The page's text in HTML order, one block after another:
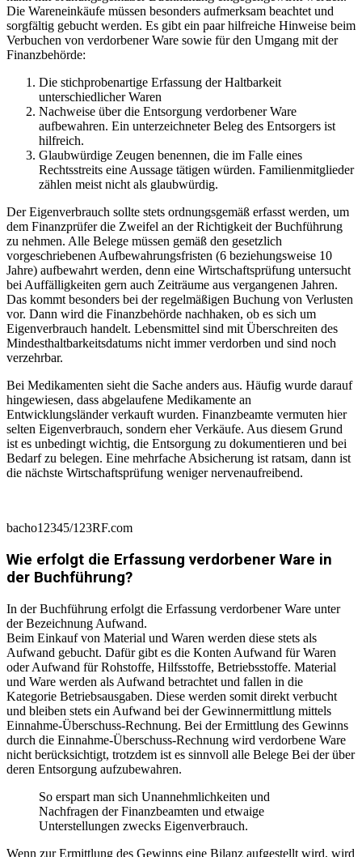
Die Wareneinkäufe müssen besonders aufmerksam beachtet und
sorgfältig gebucht werden. Es gibt ein paar hilfreiche Hinweise beim
Verbuchen von verdorbener Ware sowie für den Umgang mit der
Finanzbehörde:
Die stichprobenartige Erfassung der Haltbarkeit
unterschiedlicher Waren
Nachweise über die Entsorgung verdorbener Ware
aufbewahren. Ein unterzeichneter Beleg des Entsorgers ist
hilfreich.
Glaubwürdige Zeugen benennen, die im Falle eines
Rechtsstreits eine Aussage tätigen würden. Familienmitglieder
zählen meist nicht als glaubwürdig.
Der Eigenverbrauch sollte stets ordnungsgemäß erfasst werden, um
dem Finanzprüfer die Zweifel an der Richtigkeit der Buchführung
zu nehmen. Alle Belege müssen gemäß den gesetzlich
vorgeschriebenen Aufbewahrungsfristen (6 beziehungsweise 10
Jahre) aufbewahrt werden, denn eine Wirtschaftsprüfung untersucht
bei Auffälligkeiten gern auch Zeiträume aus vergangenen Jahren.
Das kommt besonders bei der regelmäßigen Buchung von Verlusten
vor. Dann wird die Finanzbehörde nachhaken, ob es sich um
Eigenverbrauch handelt. Lebensmittel sind mit Überschreiten des
Mindesthaltbarkeitsdatums nicht immer verdorben und sind noch
verzehrbar.
Bei Medikamenten sieht die Sache anders aus. Häufig wurde darauf
hingewiesen, dass abgelaufene Medikamente an
Entwicklungsländer verkauft wurden. Finanzbeamte vermuten hier
selten Eigenverbrauch, sondern eher Verkäufe. Aus diesem Grund
ist es unbedingt wichtig, die Entsorgung zu dokumentieren und bei
Bedarf zu belegen. Eine mehrfache Absicherung ist ratsam, dann ist
die nächste Wirtschaftsprüfung weniger nervenaufreibend.
bacho12345/123RF.com
Wie erfolgt die Erfassung verdorbener Ware in
der Buchführung?
In der Buchführung erfolgt die Erfassung verdorbener Ware unter
der Bezeichnung Aufwand.
Beim Einkauf von Material und Waren werden diese stets als
Aufwand gebucht. Dafür gibt es die Konten Aufwand für Waren
oder Aufwand für Rohstoffe, Hilfsstoffe, Betriebsstoffe. Material
und Ware werden als Aufwand betrachtet und fallen in die
Kategorie Betriebsausgaben. Diese werden somit direkt verbucht
und bleiben stets ein Aufwand bei der Gewinnermittlung mittels
Einnahme-Überschuss-Rechnung. Bei der Ermittlung des Gewinns
durch die Einnahme-Überschuss-Rechnung wird verdorbene Ware
nicht berücksichtigt, trotzdem ist es sinnvoll alle Belege Bei der über
deren Entsorgung aufzubewahren.
So erspart man sich Unannehmlichkeiten und
Nachfragen der Finanzbeamten und etwaige
Unterstellungen zwecks Eigenverbrauch.
Wenn zur Ermittlung des Gewinns eine Bilanz aufgestellt wird, wird